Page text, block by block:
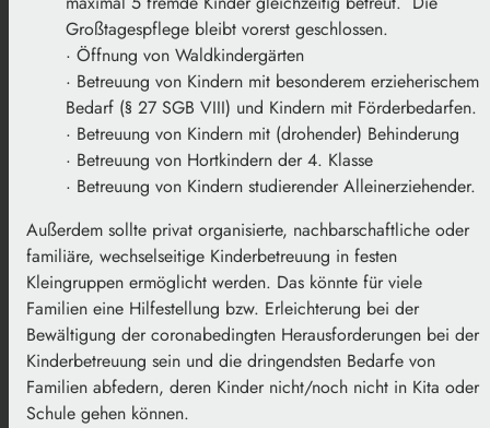
Großtagespflege bleibt vorerst geschlossen.
· Öffnung von Waldkindergärten
· Betreuung von Kindern mit besonderem erzieherischem
Bedarf (§ 27 SGB VIII) und Kindern mit Förderbedarfen.
· Betreuung von Kindern mit (drohender) Behinderung
· Betreuung von Hortkindern der 4. Klasse
· Betreuung von Kindern studierender Alleinerziehender.
Außerdem sollte privat organisierte, nachbarschaftliche oder
familiäre, wechselseitige Kinderbetreuung in festen
Kleingruppen ermöglicht werden. Das könnte für viele
Familien eine Hilfestellung bzw. Erleichterung bei der
Bewältigung der coronabedingten Herausforderungen bei der
Kinderbetreuung sein und die dringendsten Bedarfe von
Familien abfedern, deren Kinder nicht/noch nicht in Kita oder
Schule gehen können.